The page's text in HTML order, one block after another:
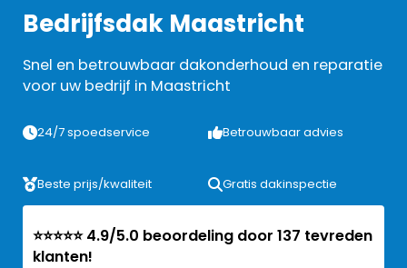
Bedrijfsdak Maastricht
Snel en betrouwbaar dakonderhoud en reparatie
voor uw bedrijf in Maastricht
24/7 spoedservice Betrouwbaar advies
Beste prijs/kwaliteit Gratis dakinspectie
⭐⭐⭐⭐⭐ 4.9/5.0 beoordeling door 137 tevreden
klanten!